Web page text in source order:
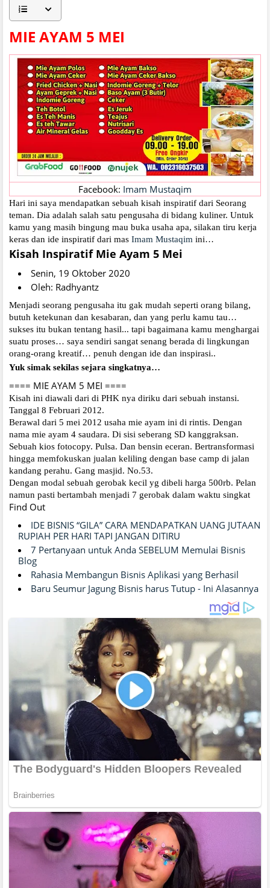
MIE AYAM 5 MEI
Facebook: Imam Mustaqim
Hari ini saya mendapatkan sebuah kisah inspiratif dari Seorang
teman. Dia adalah salah satu pengusaha di bidang kuliner. Untuk
kamu yang masih bingung mau buka usaha apa, silakan tiru kerja
keras dan ide inspiratif dari mas Imam Mustaqim ini…
Kisah Inspiratif Mie Ayam 5 Mei
Senin, 19 Oktober 2020
Oleh: Radhyantz
Menjadi seorang pengusaha itu gak mudah seperti orang bilang,
butuh ketekunan dan kesabaran, dan yang perlu kamu tau…
sukses itu bukan tentang hasil... tapi bagaimana kamu menghargai
suatu proses… saya sendiri sangat senang berada di lingkungan
orang-orang kreatif… penuh dengan ide dan inspirasi..
Yuk simak sekilas sejara singkatnya…
==== MIE AYAM 5 MEI ====
Kisah ini diawali dari di PHK nya diriku dari sebuah instansi.
Tanggal 8 Februari 2012.
Berawal dari 5 mei 2012 usaha mie ayam ini di rintis. Dengan
nama mie ayam 4 saudara. Di sisi seberang SD kanggraksan.
Sebuah kios fotocopy. Pulsa. Dan bensin eceran. Bertransformasi
hingga memfokuskan jualan keliling dengan base camp di jalan
kandang perahu. Gang masjid. No.53.
Dengan modal sebuah gerobak kecil yg dibeli harga 500rb. Pelan
namun pasti bertambah menjadi 7 gerobak dalam waktu singkat
Find Out
IDE BISNIS “GILA” CARA MENDAPATKAN UANG JUTAAN
RUPIAH PER HARI TAPI JANGAN DITIRU
7 Pertanyaan untuk Anda SEBELUM Memulai Bisnis
Blog
Rahasia Membangun Bisnis Aplikasi yang Berhasil
Baru Seumur Jagung Bisnis harus Tutup - Ini Alasannya